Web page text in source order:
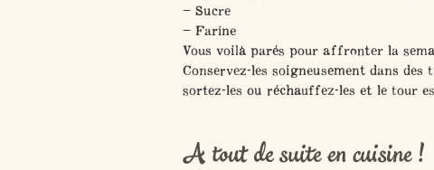
– Sucre
– Farine
Vous voilà parés pour affronter la
Conservez-les soigneusement dans
sortez-les ou réchauffez-les et le tour
A tout de suite en cuisine !